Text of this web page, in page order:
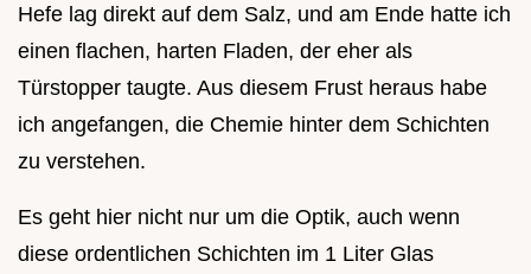
Hefe lag direkt auf dem Salz, und am Ende hatte ich
einen flachen, harten Fladen, der eher als
Türstopper taugte. Aus diesem Frust heraus habe
ich angefangen, die Chemie hinter dem Schichten
zu verstehen.
Es geht hier nicht nur um die Optik, auch wenn
diese ordentlichen Schichten im 1 Liter Glas